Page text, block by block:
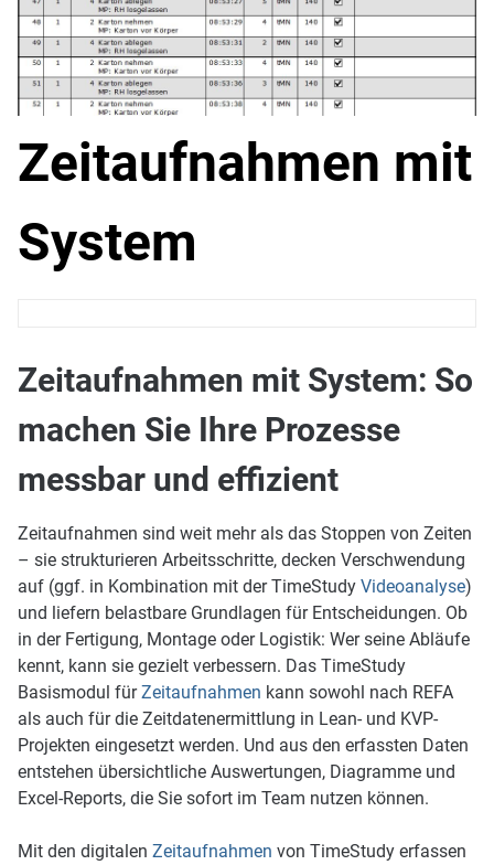
Zeitaufnahmen mit
System
Zeitaufnahmen mit System: So
machen Sie Ihre Prozesse
messbar und effizient
Zeitaufnahmen sind weit mehr als das Stoppen von Zeiten
– sie strukturieren Arbeitsschritte, decken Verschwendung
auf (ggf. in Kombination mit der TimeStudy Videoanalyse)
und liefern belastbare Grundlagen für Entscheidungen. Ob
in der Fertigung, Montage oder Logistik: Wer seine Abläufe
kennt, kann sie gezielt verbessern. Das TimeStudy
Basismodul fürZeitaufnahmen kann sowohl nach REFA
als auch für die Zeitdatenermittlung in Lean- und KVP-
Projekten eingesetzt werden. Und aus den erfassten Daten
entstehen übersichtliche Auswertungen, Diagramme und
Excel-Reports, die Sie sofort im Team nutzen können.
Mit den digitalen Zeitaufnahmen von TimeStudy erfassen